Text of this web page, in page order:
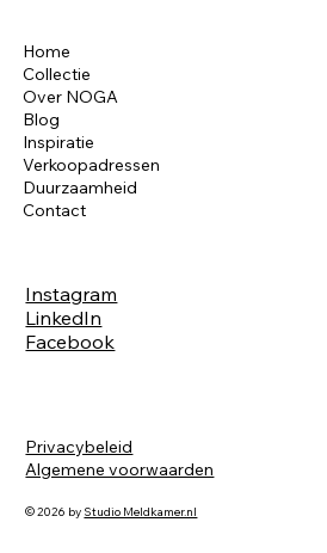
Home
Collectie
Over NOGA
Blog
Inspiratie
Verkoopadressen
Duurzaamheid
Contact
Instagram
LinkedIn
Facebook
Privacybeleid
Algemene voorwaarden
© 2026 by Studio Meldkamer.nl